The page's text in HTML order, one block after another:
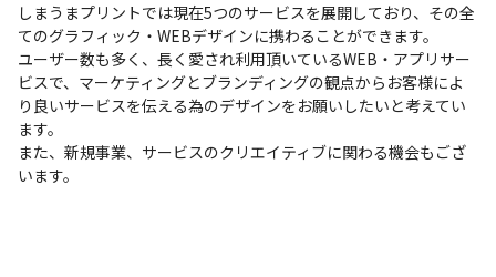
しまうまプリントでは現在5つのサービスを展開しており、その全
てのグラフィック・WEBデザインに携わることができます。
ユーザー数も多く、長く愛され利用頂いているWEB・アプリサー
ビスで、マーケティングとブランディングの観点からお客様によ
り良いサービスを伝える為のデザインをお願いしたいと考えてい
ます。
また、新規事業、サービスのクリエイティブに関わる機会もござ
います。